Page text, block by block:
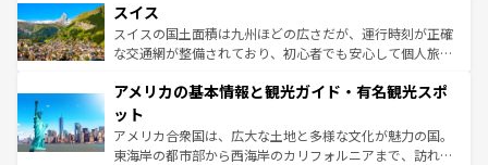
を参照してほしい。
は、お酒好きな人にはぜひ体験してほしい。 なお、新着の
ドイツ情報はコンテンツ一覧を参照してほしい。
リアごとに異なる魅力がある。また、優雅なアフタヌーン
ティー、ビール好きにはたまらない英国パブ、サッカー観
戦など、本場だからこそできる体験も豊富。イギリスを旅
ンツ一覧を参照してほしい。
スイス
スイスの国土面積は九州ほどの広さだが、運行時刻が正確
な交通網が整備されており、初心者でも安心して個人旅行
の建物がそのまま残る町や、スイスならではのユニークな
博物館もあり、アルプス観光だけでなく町歩きも満喫する
ことができる。国民の所得が高いため物価も高いが、旅行
者向けの交通パス提供のサービスもあり、うまく活用すれ
アメリカの基本情報と観光ガイド・有名観光スポ
ット
アメリカ合衆国は、広大な土地と多様な文化が魅力の国。
東海岸の都市部から西海岸のカリフォルニアまで、訪れる